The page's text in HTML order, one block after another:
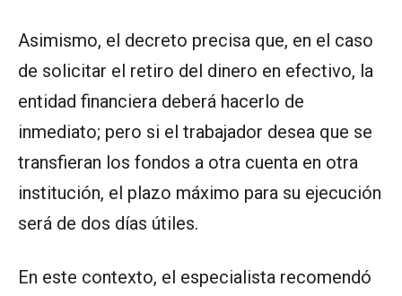
Asimismo, el decreto precisa que, en el caso
de solicitar el retiro del dinero en efectivo, la
entidad financiera deberá hacerlo de
inmediato; pero si el trabajador desea que se
transfieran los fondos a otra cuenta en otra
institución, el plazo máximo para su ejecución
será de dos días útiles.
En este contexto, el especialista recomendó